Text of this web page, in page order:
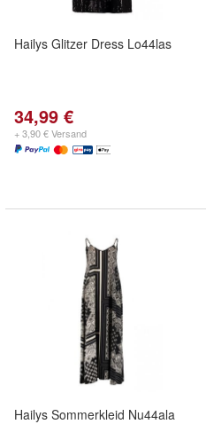
Hailys Glitzer Dress Lo44las
34,99 €
+ 3,90 € Versand
Hailys Sommerkleid Nu44ala